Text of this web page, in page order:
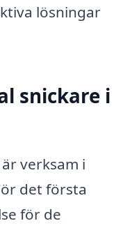
lösningar
snickare i
verksam i
det första
för de